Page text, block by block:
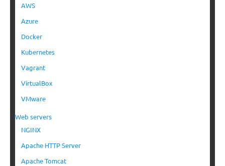
AWS
Azure
Docker
Kubernetes
Vagrant
VirtualBox
VMware
Web servers
NGINX
Apache HTTP Server
Apache Tomcat